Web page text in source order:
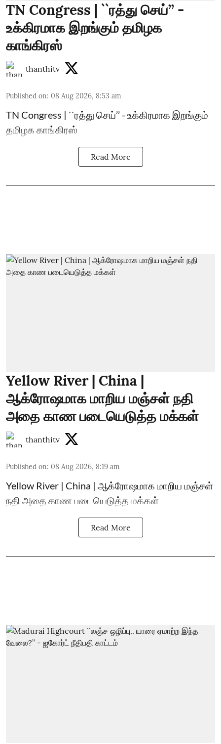
TN Congress | ``ரத்து செய்’’ -
உக்கிரமாக இறங்கும் தமிழக
காங்கிரஸ்
thanthitv
Published on: 08 Aug 2026, 8:53 am
TN Congress | ``ரத்து செய்’’ - உக்கிரமாக இறங்கும்
தமிழக காங்கிரஸ்
Read More
Yellow River | China |
ஆக்ரோஷமாக மாறிய மஞ்சள் நதி
அதை காண படையெடுத்த மக்கள்
thanthitv
Published on: 08 Aug 2026, 8:19 am
Yellow River | China | ஆக்ரோஷமாக மாறிய மஞ்சள்
நதி அதை காண படையெடுத்த மக்கள்
Read More